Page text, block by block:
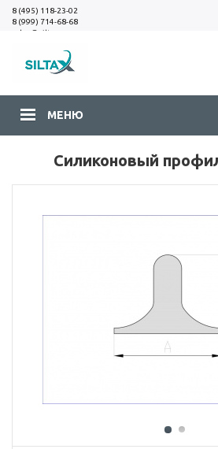
8 (495) 118-23-02
8 (999) 714-68-68
sales@siltax.ru
МЕНЮ
Силиконовый